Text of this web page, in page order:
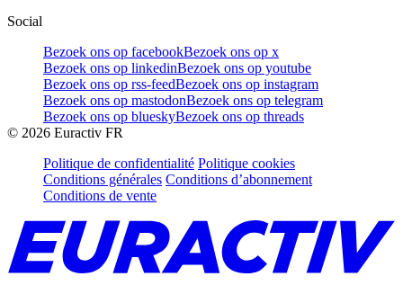
Social
Bezoek ons op facebookBezoek ons op x
Bezoek ons op linkedinBezoek ons op youtube
Bezoek ons op rss-feedBezoek ons op instagram
Bezoek ons op mastodonBezoek ons op telegram
Bezoek ons op blueskyBezoek ons op threads
© 2026 Euractiv FR
Politique de confidentialité Politique cookies
Conditions générales Conditions d’abonnement
Conditions de vente